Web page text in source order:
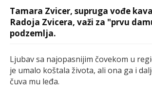
Tamara Zvicer, supruga vođe
Radoja Zvicera, važi za "prvu
podzemlja.
Ljubav sa najopasnijim čovekom u
je umalo koštala života, ali ona ga i
čuva mu leđa.